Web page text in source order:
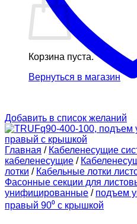
Корзина пуста.
Вернуться в магазин
Добавить в список желаний
Главная / Кабеленесущие
кабеленесущие /
лотки / Кабельные лотки
Фасонные секции для
унифицированные / подъем
правый 90⁰ с крышкой